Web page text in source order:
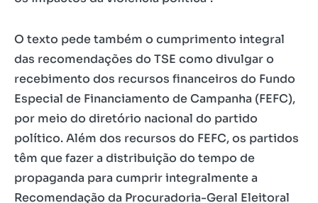
O texto pede também o cumprimento integral
das recomendações do TSE como divulgar o
recebimento dos recursos financeiros do Fundo
Especial de Financiamento de Campanha (FEFC),
por meio do diretório nacional do partido
político. Além dos recursos do FEFC, os partidos
têm que fazer a distribuição do tempo de
propaganda para cumprir integralmente a
Recomendação da Procuradoria-Geral Eleitoral